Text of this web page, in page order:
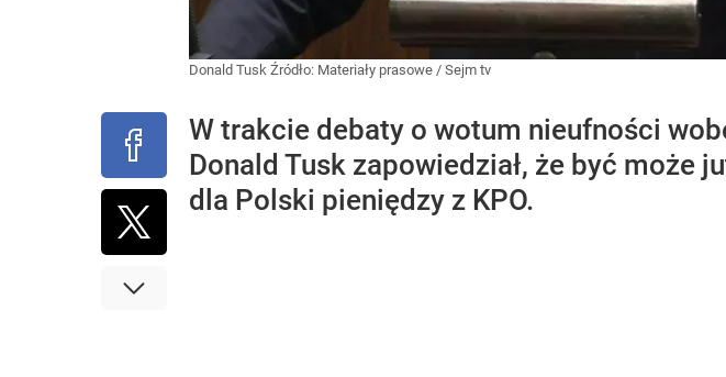
Donald Tusk Źródło: Materiały prasowe / Sejm tv
W trakcie debaty o wotum nieufności
Donald Tusk zapowiedział, że być może
dla Polski pieniędzy z KPO.